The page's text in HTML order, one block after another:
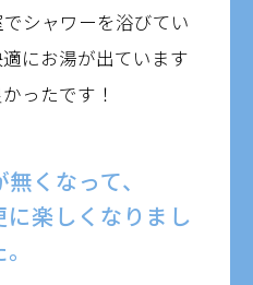
シャワーを浴びてい
にお湯が出ています
ったです！
くなって、
楽しくなりまし